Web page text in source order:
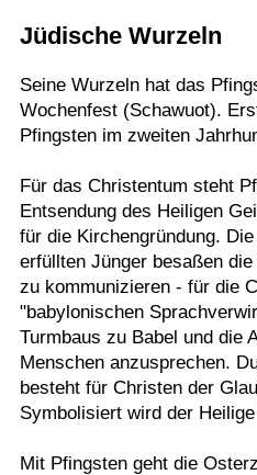
Gesundheit
Kultur
Sport
Termine
Kostenlos
Jüdische Wurzeln
Seine Wurzeln hat das
Wochenfest (Schawuot).
Pfingsten im zweiten
Für das Christentum steht
Entsendung des Heiligen
für die Kirchengründung.
erfüllten Jünger besaßen
zu kommunizieren - für die
"babylonischen
Turmbaus zu Babel und die
Menschen anzusprechen.
besteht für Christen der
Symbolisiert wird der
Mit Pfingsten geht die